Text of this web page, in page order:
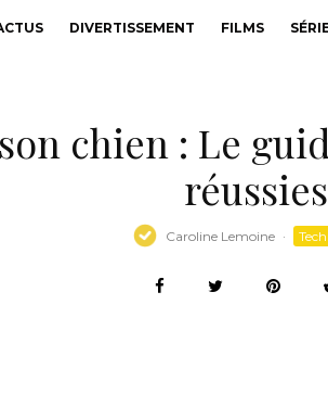
DIVERTISSEMENT FILMS
chien : Le
réussies
Caroline Lemoine ·